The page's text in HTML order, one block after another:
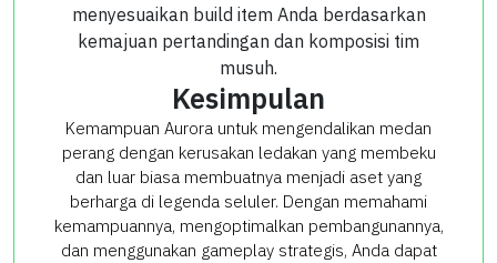
menyesuaikan build item Anda berdasarkan
kemajuan pertandingan dan komposisi tim
musuh.
Kesimpulan
Kemampuan Aurora untuk mengendalikan medan
perang dengan kerusakan ledakan yang membeku
dan luar biasa membuatnya menjadi aset yang
berharga di legenda seluler. Dengan memahami
kemampuannya, mengoptimalkan pembangunannya,
dan menggunakan gameplay strategis, Anda dapat